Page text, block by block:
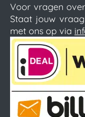
Voor vragen
Staat jouw
met ons op via